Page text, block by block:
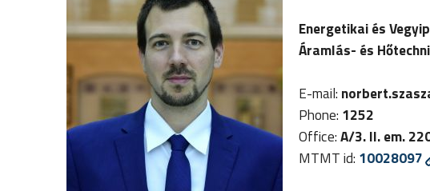
Energetikai és
Áramlás- és
E-mail:
Phone: 1252
Office:A/3. II. em.
MTMT id: 10028097